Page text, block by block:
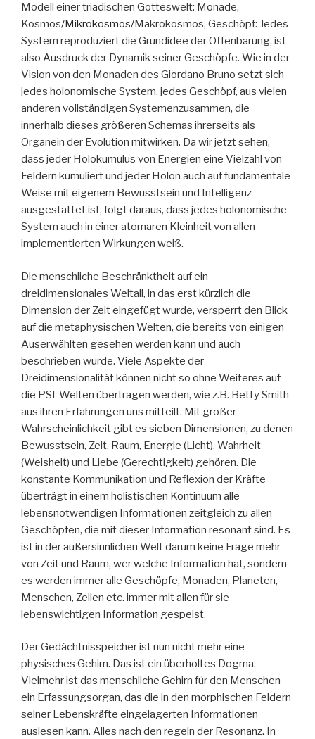
Modell einer triadischen Gotteswelt: Monade,
Kosmos/Mikrokosmos/Makrokosmos, Geschöpf: Jedes
System reproduziert die Grundidee der Offenbarung, ist
also Ausdruck der Dynamik seiner Geschöpfe. Wie in der
Vision von den Monaden des Giordano Bruno setzt sich
jedes holonomische System, jedes Geschöpf, aus vielen
anderen vollständigen Systemenzusammen, die
innerhalb dieses größeren Schemas ihrerseits als
Organein der Evolution mitwirken. Da wir jetzt sehen,
dass jeder Holokumulus von Energien eine Vielzahl von
Feldern kumuliert und jeder Holon auch auf fundamentale
Weise mit eigenem Bewusstsein und Intelligenz
ausgestattet ist, folgt daraus, dass jedes holonomische
System auch in einer atomaren Kleinheit von allen
implementierten Wirkungen weiß.
Die menschliche Beschränktheit auf ein
dreidimensionales Weltall, in das erst kürzlich die
Dimension der Zeit eingefügt wurde, versperrt den Blick
auf die metaphysischen Welten, die bereits von einigen
Auserwählten gesehen werden kann und auch
beschrieben wurde. Viele Aspekte der
Dreidimensionalität können nicht so ohne Weiteres auf
die PSI-Welten übertragen werden, wie z.B. Betty Smith
aus ihren Erfahrungen uns mitteilt. Mit großer
Wahrscheinlichkeit gibt es sieben Dimensionen, zu denen
Bewusstsein, Zeit, Raum, Energie (Licht), Wahrheit
(Weisheit) und Liebe (Gerechtigkeit) gehören. Die
konstante Kommunikation und Reflexion der Kräfte
überträgt in einem holistischen Kontinuum alle
lebensnotwendigen Informationen zeitgleich zu allen
Geschöpfen, die mit dieser Information resonant sind. Es
ist in der außersinnlichen Welt darum keine Frage mehr
von Zeit und Raum, wer welche Information hat, sondern
es werden immer alle Geschöpfe, Monaden, Planeten,
Menschen, Zellen etc. immer mit allen für sie
lebenswichtigen Information gespeist.
Der Gedächtnisspeicher ist nun nicht mehr eine
physisches Gehirn. Das ist ein überholtes Dogma.
Vielmehr ist das menschliche Gehirn für den Menschen
ein Erfassungsorgan, das die in den morphischen Feldern
seiner Lebenskräfte eingelagerten Informationen
auslesen kann. Alles nach den regeln der Resonanz. In